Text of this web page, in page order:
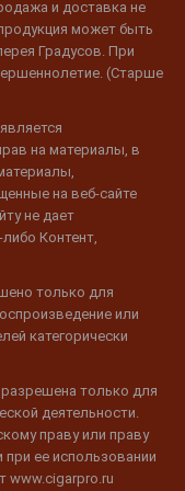
и доставка не
может быть
Градусов. При
(Старше
на материалы, в
на веб-сайте
не дает
Контент,
только для
или
категорически
разрешена только для
деятельности.
праву или праву
ее использовании
www.cigarpro.ru